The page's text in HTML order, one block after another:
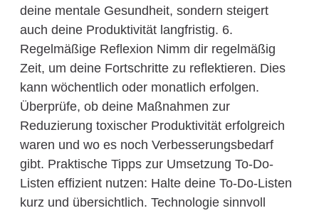
deine mentale Gesundheit, sondern steigert
auch deine Produktivität langfristig. 6.
Regelmäßige Reflexion Nimm dir regelmäßig
Zeit, um deine Fortschritte zu reflektieren. Dies
kann wöchentlich oder monatlich erfolgen.
Überprüfe, ob deine Maßnahmen zur
Reduzierung toxischer Produktivität erfolgreich
waren und wo es noch Verbesserungsbedarf
gibt. Praktische Tipps zur Umsetzung To-Do-
Listen effizient nutzen: Halte deine To-Do-Listen
kurz und übersichtlich. Technologie sinnvoll